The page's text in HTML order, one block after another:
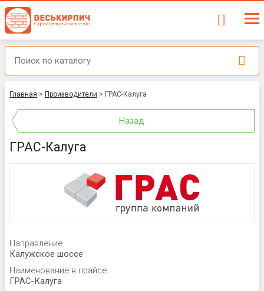
Главная > Производители > ГРАС-Калуга
Назад
ГРАС-Калуга
Направление
Калужское шоссе
Наименование в прайсе
ГРАС-Калуга